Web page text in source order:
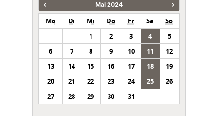
Mai 2024
Mo Di Mi Do Fr Sa
So
1
2 3 4
5
6
7 8 9 10 11
12
13
14 15 16 17 18
19
20
21 22 23 24 25
26
27
28 29 30 31